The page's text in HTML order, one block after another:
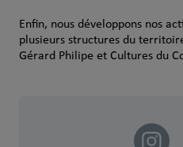
Enfin, nous développons nos
plusieurs structures du
Gérard Philipe et Cultures du